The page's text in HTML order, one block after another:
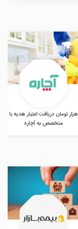
تا 100 هزار تومان دریافت اعتبار هدیه با
متخصص به آچاره